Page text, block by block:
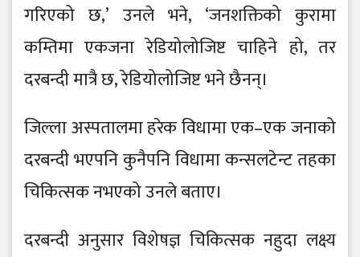
गरिएको छ,’ उनले भने, ‘जनशक्तिको कुरामा
कम्तिमा एकजना रेडियोलोजिष्ट चाहिने हो, तर
दरबन्दी मात्रै छ, रेडियोलोजिष्ट भने छैनन्।
जिल्ला अस्पतालमा हरेक विधामा एक–एक जनाको
दरबन्दी भएपनि कुनैपनि विधामा कन्सलटेन्ट तहका
चिकित्सक नभएको उनले बताए।
दरबन्दी अनुसार विशेषज्ञ चिकित्सक नहुदा लक्ष्य